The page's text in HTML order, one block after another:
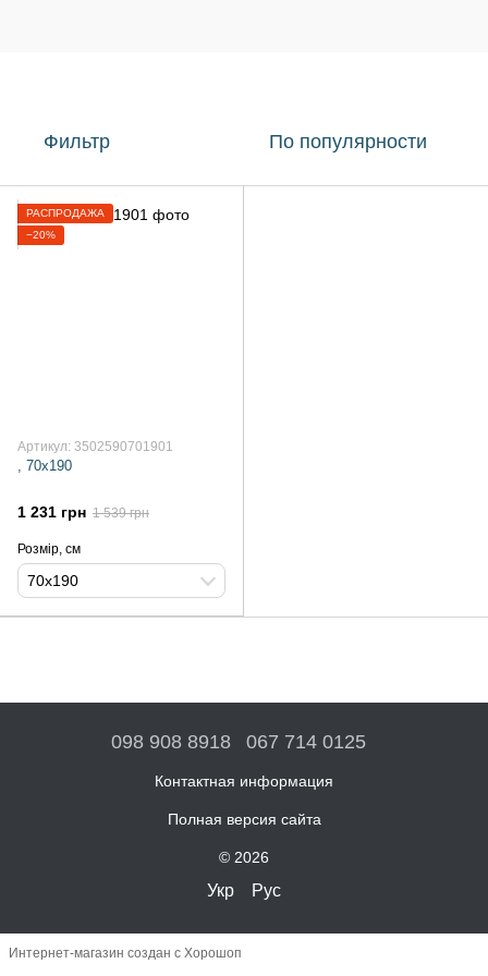
Фильтр По популярности
РАСПРОДАЖА
−20%
Артикул: 3502590701901
, 70х190
1 231 грн 1 539 грн
Розмір, см
70х190
098 908 8918 067 714 0125
Контактная информация
Полная версия сайта
© 2026
Укр Рус
Интернет-магазин создан с Хорошоп